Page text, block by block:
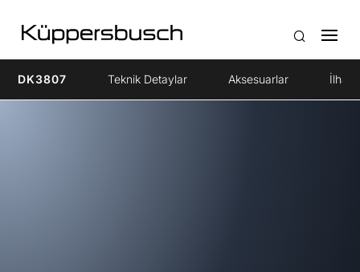
DK3807 Teknik Detaylar Aksesuarlar İlham